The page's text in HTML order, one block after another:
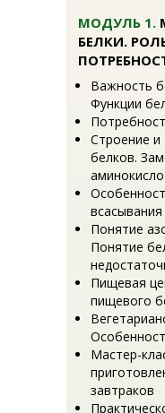
Важность
Функции
Строение и
белков.
Понятие
Понятие
Пищевая
пищевого
Мастер-
завтраков
МОДУЛЬ 1.
БЕЛКИ.